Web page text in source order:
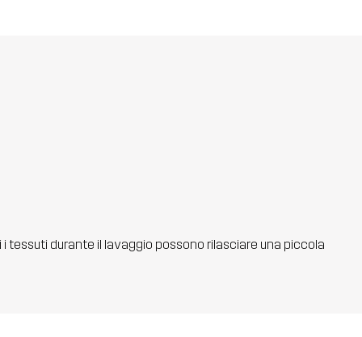
i tessuti durante il lavaggio possono rilasciare una piccola